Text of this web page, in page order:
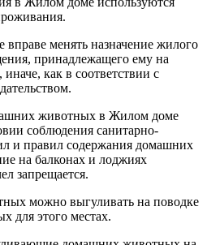
менять назначение жилого
принадлежащего ему на
как в соответствии с
животных в Жилом доме
соблюдения санитарно-
и правил содержания домашних
на балконах и лоджиях
запрещается.
можно выгуливать на поводке
для этого местах.